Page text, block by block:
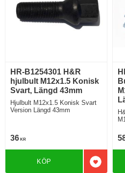
HR-B1254301 H&R
hjulbult M12x1.5 Konisk
Svart, Längd 43mm
Hjulbult M12x1.5 Konisk Svart
Version Längd 43mm
36 KR
Lägg till
KÖP